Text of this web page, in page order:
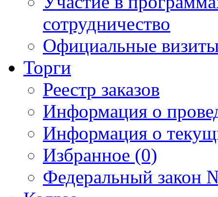
сотрудничество
Официальные
Торги
Реестр заказов
Информация о
Информация о
Избранное (0)
Федеральный закон